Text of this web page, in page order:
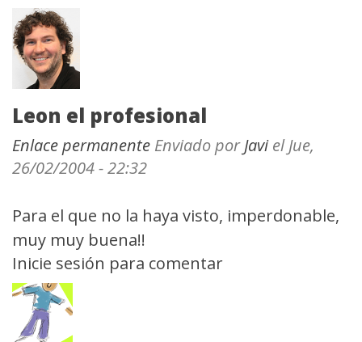
Leon el profesional
Enlace permanente Enviado porJaviel Jue,
26/02/2004 - 22:32
Para el que no la haya visto, imperdonable,
muy muy buena!!
Inicie sesión para comentar